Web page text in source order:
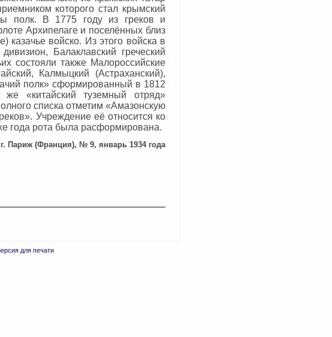
которого стал крымский
полк. В 1775 году из греков и
Архипелаге и поселённых близ
казачье войско. Из этого войска в
Балаклавский греческий
состояли также Малороссийские
Калмыцкий (Астраханский),
полк» сформированный в 1812
«китайский туземный отряд»
списка отметим «Амазонскую
Учреждение её относится ко
года рота была расформирована.
Париж (Франция), № 9, январь 1934 года
для печати